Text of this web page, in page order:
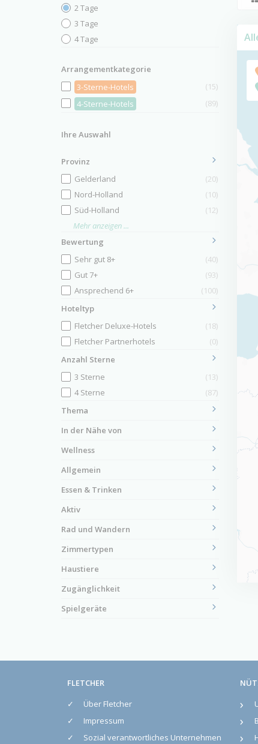
2 Tage
3 Tage
4 Tage
Arrangementkategorie
3-Sterne-Hotels
(15)
4-Sterne-Hotels
(89)
Ihre Auswahl
Provinz
Gelderland
(20)
Nord-Holland
(10)
Süd-Holland
(12)
Mehr anzeigen ...
Bewertung
Sehr gut 8+
(40)
Gut 7+
(93)
Ansprechend 6+
(100)
Hoteltyp
Fletcher Deluxe-Hotels
(18)
Fletcher Partnerhotels
(0)
Anzahl Sterne
3 Sterne
(13)
4 Sterne
(87)
Thema
In der Nähe von
Wellness
Allgemein
Essen & Trinken
Aktiv
Rad und Wandern
Zimmertypen
Haustiere
Zugänglichkeit
Spielgeräte
FLETCHER
Über Fletcher
Impressum
Sozial verantwortliches Unternehmen